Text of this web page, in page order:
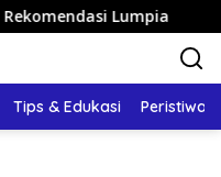
Lumpia Panduan
Tips & Edukasi Peristiwa